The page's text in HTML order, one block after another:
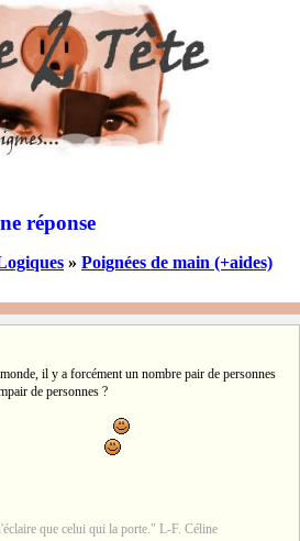
réponse
» Poignées de main (+aides)
il y a forcément un nombre pair de personnes
de personnes ?
que celui qui la porte." L-F. Céline